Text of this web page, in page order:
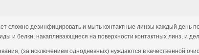
сложно дезинфицировать и мыть контактные линзы каждый день
и белки, накапливающиеся на поверхности контактных линз, и
(за исключением однодневных) нуждаются в качественной